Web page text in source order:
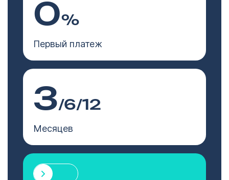
0%
Первый платеж
3/6/12
Месяцев